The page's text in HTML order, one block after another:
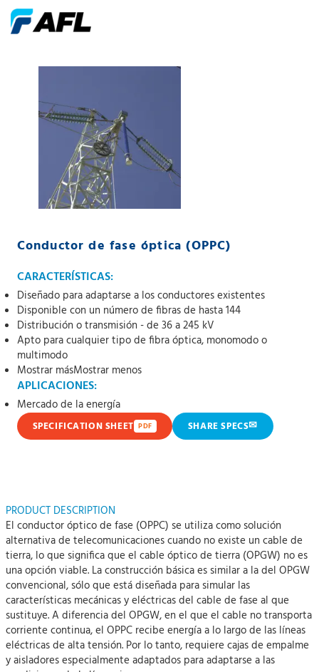
Conductor de fase óptica (OPPC)
CARACTERÍSTICAS:
Diseñado para adaptarse a los conductores existentes
Disponible con un número de fibras de hasta 144
Distribución o transmisión - de 36 a 245 kV
Apto para cualquier tipo de fibra óptica, monomodo o
multimodo
Mostrar másMostrar menos
APLICACIONES:
Mercado de la energía
SPECIFICATION SHEET PDF SHARE SPECS✉
PRODUCT DESCRIPTION
El conductor óptico de fase (OPPC) se utiliza como solución
alternativa de telecomunicaciones cuando no existe un cable de
tierra, lo que significa que el cable óptico de tierra (OPGW) no es
una opción viable. La construcción básica es similar a la del OPGW
convencional, sólo que está diseñada para simular las
características mecánicas y eléctricas del cable de fase al que
sustituye. A diferencia del OPGW, en el que el cable no transporta
corriente continua, el OPPC recibe energía a lo largo de las líneas
eléctricas de alta tensión. Por lo tanto, requiere cajas de empalme
y aisladores especialmente adaptados para adaptarse a las